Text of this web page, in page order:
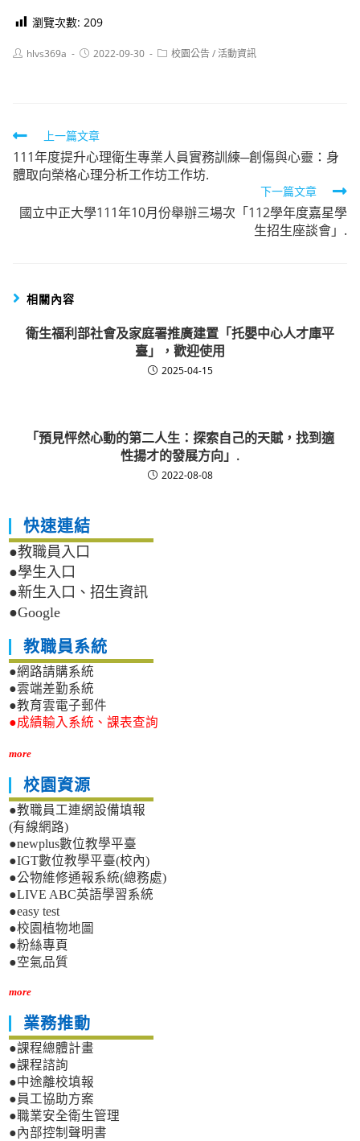
瀏覽次數: 209
Posthlvs369a
Post2022-09-30
Post校園公告/活動資訊
Read
more
articles
上一篇文章
111年度提升心理衛生專業人員實務訓練─創傷與心靈：身
體取向榮格心理分析工作坊工作坊.
下一篇文章
國立中正大學111年10月份舉辦三場次「112學年度嘉星學
生招生座談會」.
相關內容
衛生福利部社會及家庭署推廣建置「托嬰中心人才庫平
臺」，歡迎使用
2025-04-15
「預見怦然心動的第二人生：探索自己的天賦，找到適
性揚才的發展方向」.
2022-08-08
快速連結
●教職員入口
●學生入口
●新生入口、招生資訊
●Google
教職員系統
●網路請購系統
●雲端差勤系統
●教育雲電子郵件
●成績輸入系統、課表查詢
more
校園資源
●教職員工連網設備填報
(有線網路)
●newplus數位教學平臺
●IGT數位教學平臺(校內)
●公物維修通報系統(總務處)
●LIVE ABC英語學習系統
●easy test
●校園植物地圖
●粉絲專頁
●空氣品質
more
業務推動
●課程總體計畫
●課程諮詢
●中途離校填報
●員工協助方案
●職業安全衛生管理
●內部控制聲明書